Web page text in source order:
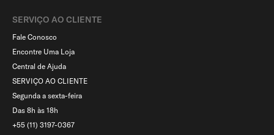
SERVIÇO AO CLIENTE​
Fale Conosco
Encontre Uma Loja
Central de Ajuda
SERVIÇO AO CLIENTE
Segunda a sexta-feira
Das 8h às 18h
+55 (11) 3197-0367